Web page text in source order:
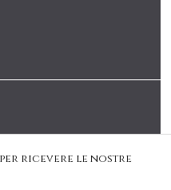
ricevere le nostre